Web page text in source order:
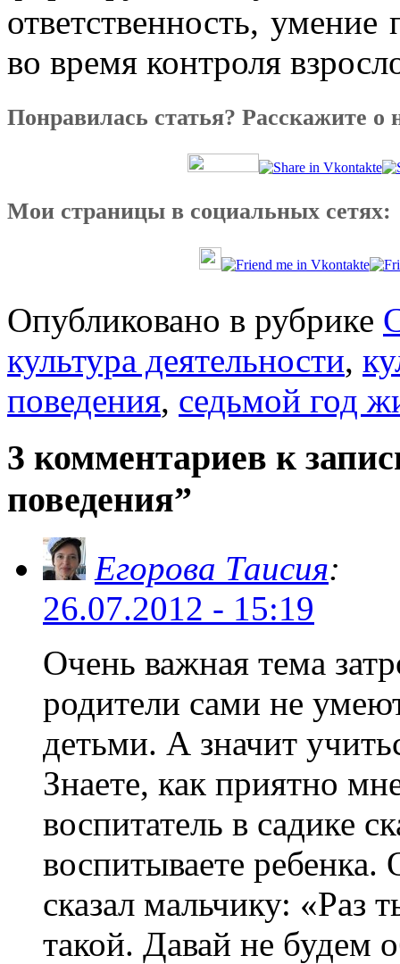
ответственность, умение
во время контроля
Понравилась статья? Расскажите о
Мои страницы в социальных сетях:
Опубликовано в рубрике
культура деятельности,
поведения, седьмой год
3 комментариев к
поведения”
Егорова Таисия:
26.07.2012 - 15:19
Очень важная тема
родители сами не
детьми. А значит
Знаете, как приятно
воспитатель в садике
воспитываете ребенка.
сказал мальчику: «Раз
такой. Давай не будем